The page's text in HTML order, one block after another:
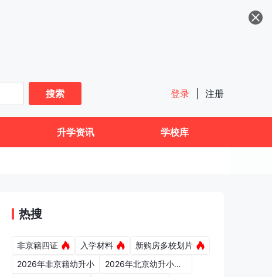
搜索
登录 注册
升学资讯 学校库
热搜
非京籍四证 入学材料
新购房多校划片
2026年非京籍幼升小
2026年北京幼升小入学政策